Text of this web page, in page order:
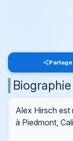
Alex Hirsch
à Piedmont,